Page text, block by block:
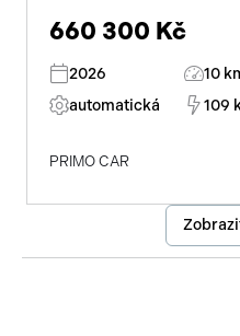
660 300 Kč
2026 10
automatická
109
PRIMO CAR